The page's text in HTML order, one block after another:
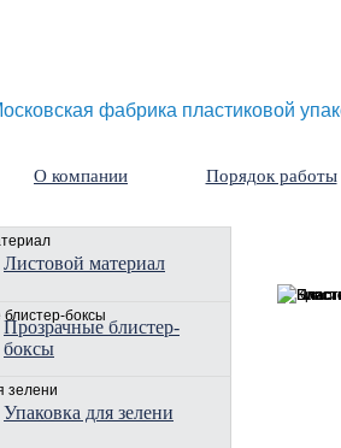
фабрика пластиковой
О компании Порядок работы
Листовой материал
Прозрачные блистер-
боксы
Упаковка для зелени